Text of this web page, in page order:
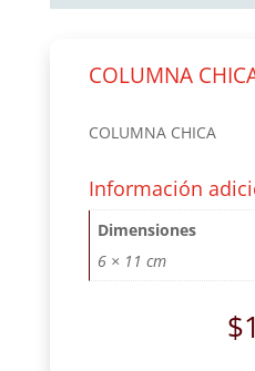
COLUMNA
COLUMNA CHICA
Información
Dimensiones
6 × 11 cm
$